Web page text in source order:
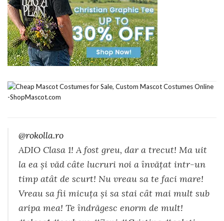
@rokolla.ro
ADIO Clasa 1! A fost greu, dar a trecut! Ma uit
la ea și văd câte lucruri noi a învățat intr-un
timp atât de scurt! Nu vreau sa te faci mare!
Vreau sa fii micuța și sa stai cât mai mult sub
aripa mea! Te îndrăgesc enorm de mult!